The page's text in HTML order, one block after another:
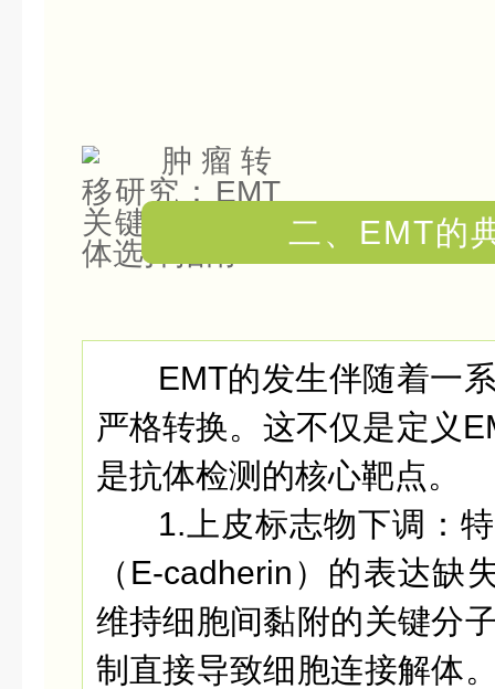
二、EMT的
EMT的发生伴随着一
严格转换。这不仅是定义
是抗体检测的核心靶点。
1.上皮标志物下调：
（E-cadherin）的表达缺
维持细胞间黏附的关键分
制直接导致细胞连接解体